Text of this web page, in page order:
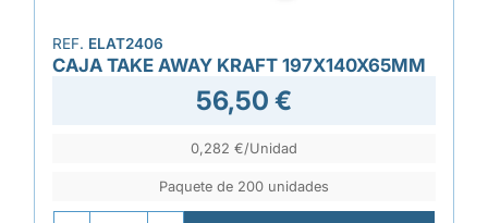
REF. ELAT2406
CAJA TAKE AWAY KRAFT 197X140X65MM
56,50 €
0,282 €/Unidad
Paquete de 200 unidades